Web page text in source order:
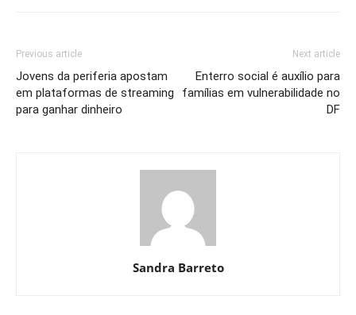
Previous article
Jovens da periferia apostam
em plataformas de streaming
para ganhar dinheiro
Next article
Enterro social é auxílio para
famílias em vulnerabilidade no
DF
Sandra Barreto